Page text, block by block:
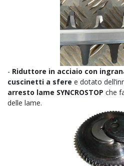
- Riduttore in acciaio con
cuscinetti a sfere e dotato
arresto lame SYNCROSTOP che
delle lame.